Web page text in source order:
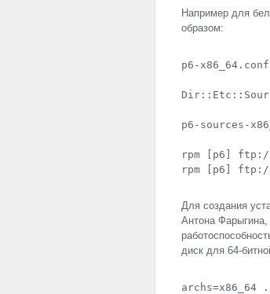
Например для
образом:
p6-
p6-sources-
rpm [p6] ftp://
rpm [p6] ftp://
Для создания
Антона Фарыгина,
диск для 64-